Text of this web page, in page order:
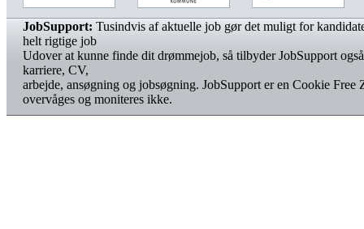
JobSupport: Tusindvis af aktuelle job gør det muligt for
helt rigtige job
Udover at kunne finde dit drømmejob, så tilbyder JobSupport
karriere, CV,
arbejde, ansøgning og jobsøgning. JobSupport er en Cookie Free
overvåges og moniteres ikke.